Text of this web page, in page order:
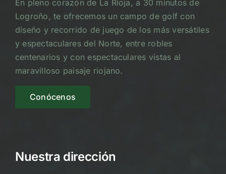
En pleno corazón de La Rioja, a 30 minutos de
Logroño, te ofrecemos un campo de golf con
diseño y recorrido de juego de los más versátiles
y espectaculares del Norte, entre robles
centenarios y con espectaculares vistas al
maravilloso paisaje riojano.
Conócenos
Nuestra dirección